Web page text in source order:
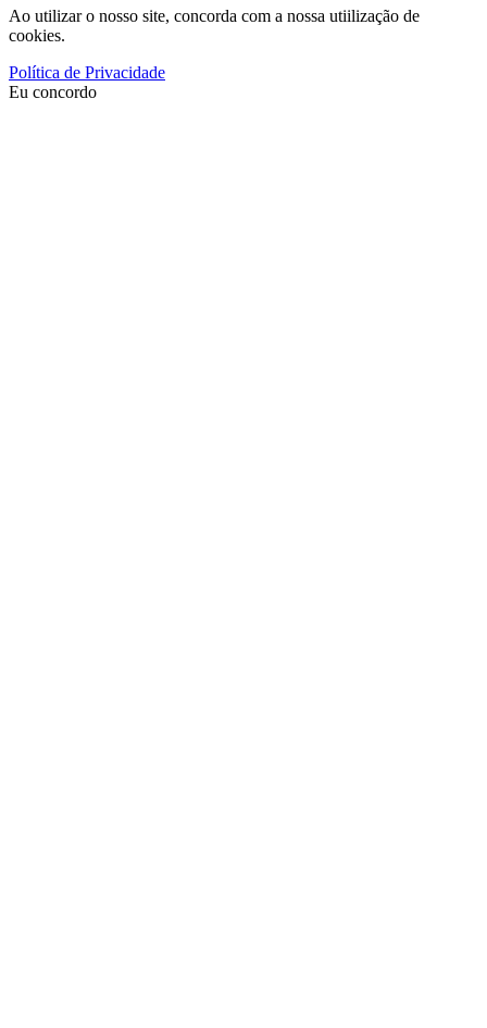
Ao utilizar o nosso site, concorda com a nossa utiilização de
cookies.
Política de Privacidade
Eu concordo